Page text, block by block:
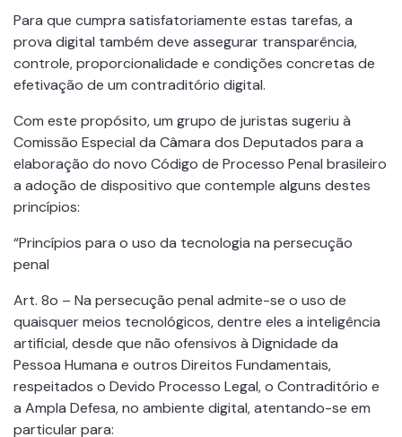
Para que cumpra satisfatoriamente estas tarefas, a
prova digital também deve assegurar transparência,
controle, proporcionalidade e condições concretas de
efetivação de um contraditório digital.
Com este propósito, um grupo de juristas sugeriu à
Comissão Especial da Câmara dos Deputados para a
elaboração do novo Código de Processo Penal brasileiro
a adoção de dispositivo que contemple alguns destes
princípios:
“Princípios para o uso da tecnologia na persecução
penal
Art. 8o – Na persecução penal admite-se o uso de
quaisquer meios tecnológicos, dentre eles a inteligência
artificial, desde que não ofensivos à Dignidade da
Pessoa Humana e outros Direitos Fundamentais,
respeitados o Devido Processo Legal, o Contraditório e
a Ampla Defesa, no ambiente digital, atentando-se em
particular para: